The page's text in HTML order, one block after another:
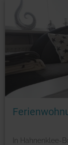
In Hahnenklee-